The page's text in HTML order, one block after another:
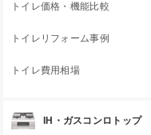
トイレ価格・機能比較
トイレリフォーム事例
トイレ費用相場
IH・ガスコンロトップ